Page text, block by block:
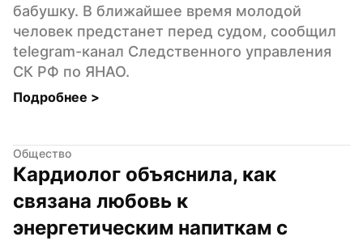
бабушку. В ближайшее время молодой
человек предстанет перед судом, сообщил
telegram-канал Следственного управления
СК РФ по ЯНАО.
Подробнее >
Общество
Кардиолог объяснила, как
связана любовь к
энергетическим напиткам с